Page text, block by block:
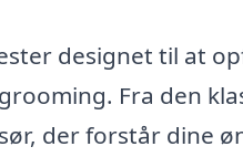
designet til at
Fra den
der forstår dine